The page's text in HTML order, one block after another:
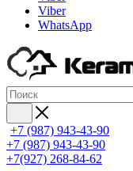
Viber
WhatsApp
+7 (987) 943-43-90
+7 (987) 943-43-90
+7(927) 268-84-62